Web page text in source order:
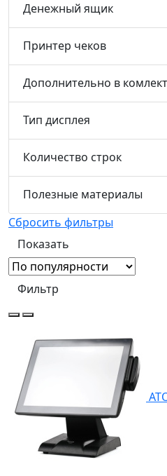
Денежный ящик
Принтер чеков
Дополнительно в
Тип дисплея
Количество строк
Полезные материалы
Сбросить фильтры
Фильтр